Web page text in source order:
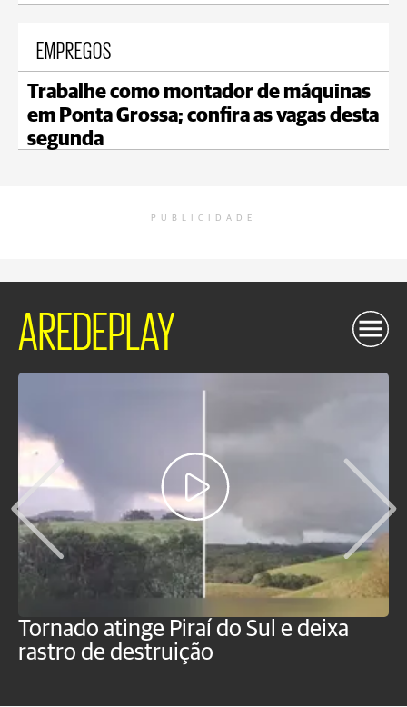
EMPREGOS
Trabalhe como montador de máquinas
em Ponta Grossa; confira as vagas desta
segunda
PUBLICIDADE
AREDEPLAY
Tornado atinge Piraí do Sul e deixa
rastro de destruição